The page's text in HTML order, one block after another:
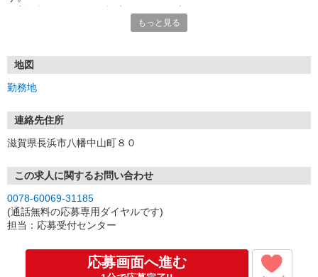
「toridoll-recruit.com」からのメールを受信できるよう設定をお願い
面接ご案内のメールが届かない可能性がございますため、
お電話でのご応募も大歓迎！
(10:00〜17:00/土日祝も受付中)
最短翌日面接も！面接は30分程度。
友達同士の応募もOK！
※お盆期間中は店舗により面接日程のご案内に通常よりお時間をい
ただく場合があります。
(店舗NO..110521)
もっと見る
地図
勤務地
連絡先住所
滋賀県長浜市八幡中山町８０
この求人に関するお問い合わせ
0078-60069-31185
(通話無料の応募専用ダイヤルです)
担当：応募受付センター
応募画面へ進む